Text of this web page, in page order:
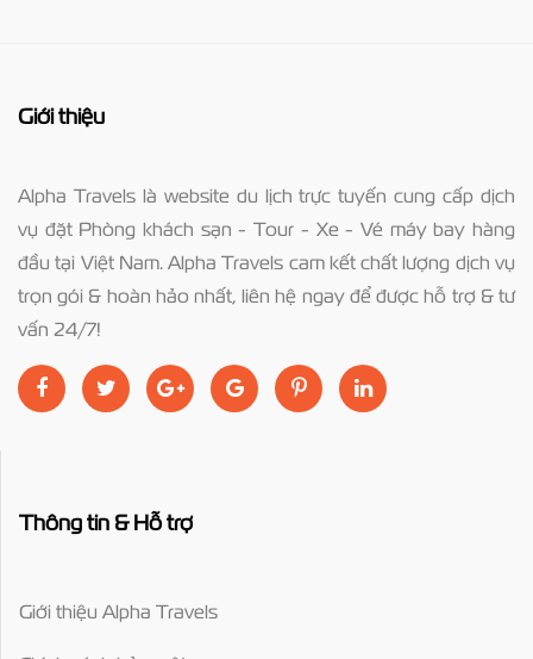
Giới thiệu
Alpha Travels là website du lịch trực tuyến cung cấp dịch
vụ đặt Phòng khách sạn - Tour - Xe - Vé máy bay hàng
đầu tại Việt Nam. Alpha Travels cam kết chất lượng dịch vụ
trọn gói & hoàn hảo nhất, liên hệ ngay để được hỗ trợ & tư
vấn 24/7!
Thông tin & Hỗ trợ
Giới thiệu Alpha Travels